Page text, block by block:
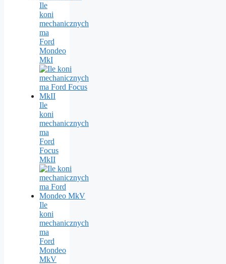
Ile
koni
mechanicznych
ma
Ford
Mondeo
MkI
Ile
koni
mechanicznych
ma
Ford
Focus
MkII
Ile
koni
mechanicznych
ma
Ford
Mondeo
MkV